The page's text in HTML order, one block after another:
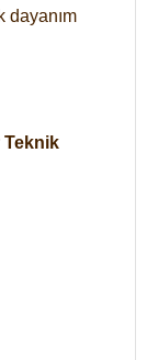
dayanım
Teknik